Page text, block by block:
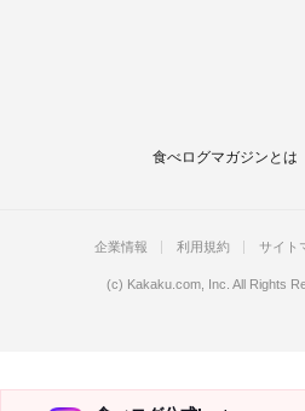
食べログマガジンとは
企業情報 利用規約 サイト
(c) Kakaku.com, Inc. All Rights